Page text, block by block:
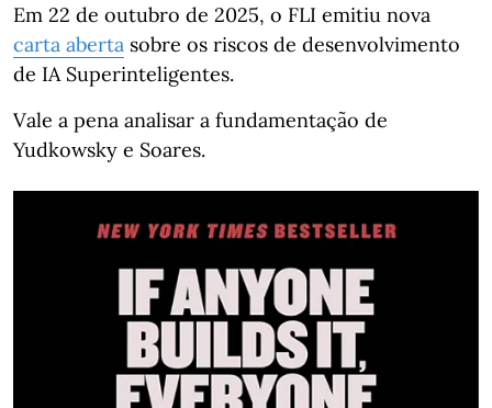
Em 22 de outubro de 2025, o FLI emitiu nova
carta aberta sobre os riscos de desenvolvimento
de IA Superinteligentes.
Vale a pena analisar a fundamentação de
Yudkowsky e Soares.